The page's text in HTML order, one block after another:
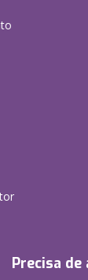
Precisa de